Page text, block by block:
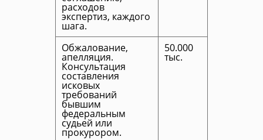
расходов
экспертиз, каждого
шага.
Обжалование,
апелляция.
Консультация
составления
исковых
требований
бывшим
федеральным
судьей или
прокурором.
50.000
тыс.